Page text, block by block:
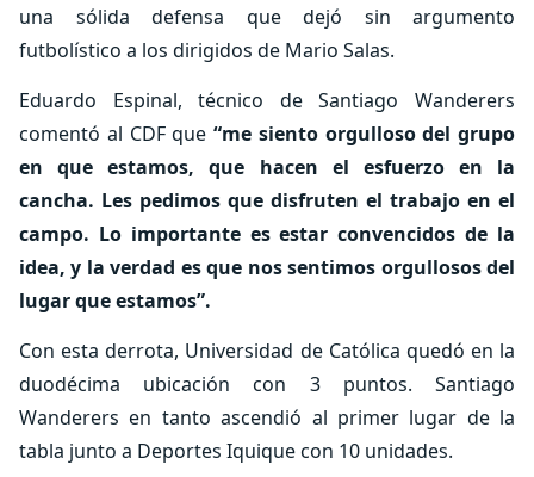
una sólida defensa que dejó sin argumento
futbolístico a los dirigidos de Mario Salas.
Eduardo Espinal, técnico de Santiago Wanderers
comentó al CDF que “me siento orgulloso del grupo
en que estamos, que hacen el esfuerzo en la
cancha. Les pedimos que disfruten el trabajo en el
campo. Lo importante es estar convencidos de la
idea, y la verdad es que nos sentimos orgullosos del
lugar que estamos”.
Con esta derrota, Universidad de Católica quedó en la
duodécima ubicación con 3 puntos. Santiago
Wanderers en tanto ascendió al primer lugar de la
tabla junto a Deportes Iquique con 10 unidades.